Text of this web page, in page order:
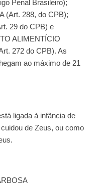
Penal Brasileiro);
(Art. 288, do CPB);
29 do CPB) e
ALIMENTÍCIO
272 do CPB). As
ao máximo de 21
ligada à infância de
de Zeus, ou como